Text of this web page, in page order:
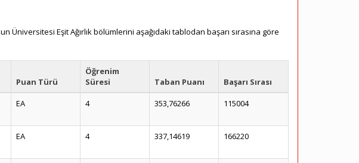
Eşit Ağırlık bölümlerini aşağıdaki tablodan başarı sırasına göre
Puan Türü
Öğrenim
Süresi
Taban Puanı Başarı Sırası
EA 4 353,76266 115004
EA 4 337,14619 166220